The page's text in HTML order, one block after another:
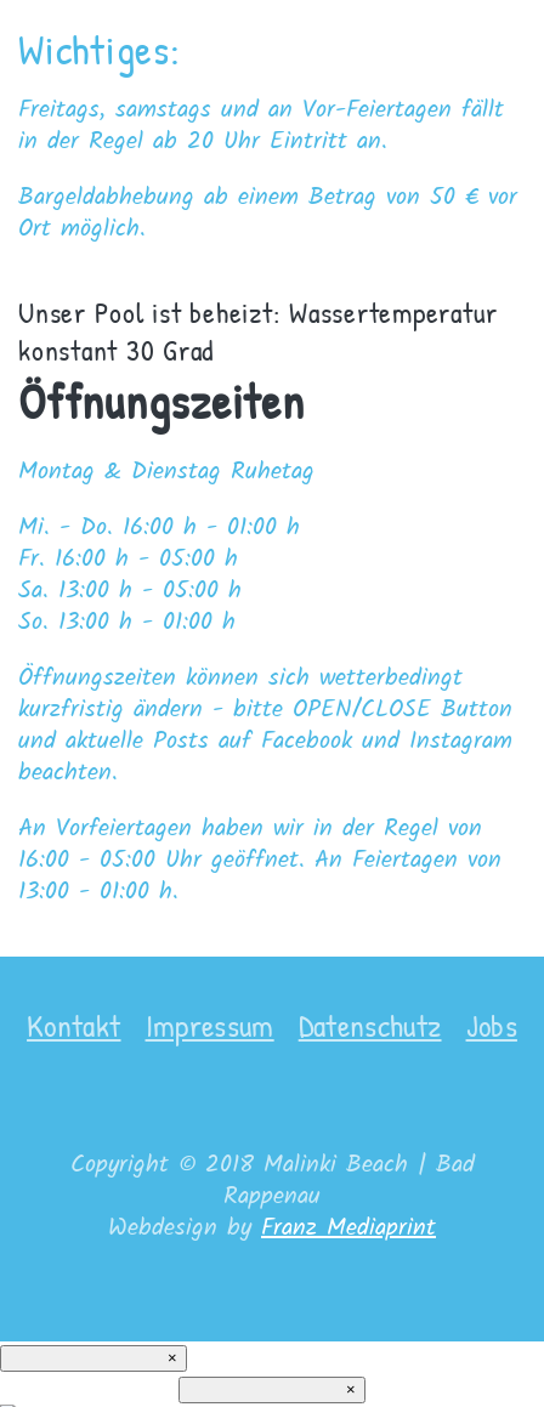
Wichtiges:
Freitags, samstags und an Vor-Feiertagen fällt
in der Regel ab 20 Uhr Eintritt an.
Bargeldabhebung ab einem Betrag von 50 € vor
Ort möglich.
Unser Pool ist beheizt: Wassertemperatur
konstant 30 Grad
Öffnungszeiten
Montag & Dienstag Ruhetag
Mi. - Do. 16:00 h - 01:00 h
Fr. 16:00 h - 05:00 h
Sa. 13:00 h - 05:00 h
So. 13:00 h - 01:00 h
Öffnungszeiten können sich wetterbedingt
kurzfristig ändern - bitte OPEN/CLOSE Button
und aktuelle Posts auf Facebook und Instagram
beachten.
An Vorfeiertagen haben wir in der Regel von
16:00 - 05:00 Uhr geöffnet. An Feiertagen von
13:00 - 01:00 h.
Kontakt Impressum Datenschutz Jobs
Copyright © 2018 Malinki Beach | Bad
Rappenau
Webdesign by Franz Mediaprint
×
×